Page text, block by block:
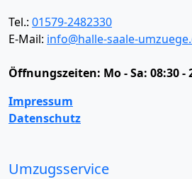
Tel.: 01579-2482330
E-Mail: info@halle-saale-
Öffnungszeiten: Mo - Sa: 08:30 -
Impressum
Datenschutz
Umzugsservice